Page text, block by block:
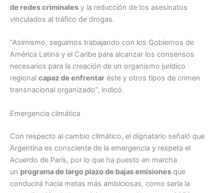
de redes criminales y la reducción de los asesinatos
vinculados al tráfico de drogas.
“Asimismo, seguimos trabajando con los Gobiernos de
América Latina y el Caribe para alcanzar los consensos
necesarios para la creación de un organismo jurídico
regional capaz de enfrentar éste y otros tipos de crimen
transnacional organizado”, indicó.
Emergencia climática
Con respecto al cambio climático, el dignatario señaló que
Argentina es consciente de la emergencia y respeta el
Acuerdo de París, por lo que ha puesto en marcha
un programa de largo plazo de bajas emisiones que
conducirá hacia metas más ambiciosas, como sería la